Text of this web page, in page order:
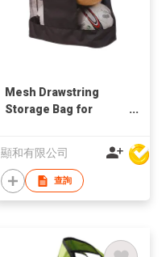
Mesh Drawstring
Storage Bag for
顯和有限公司
查詢